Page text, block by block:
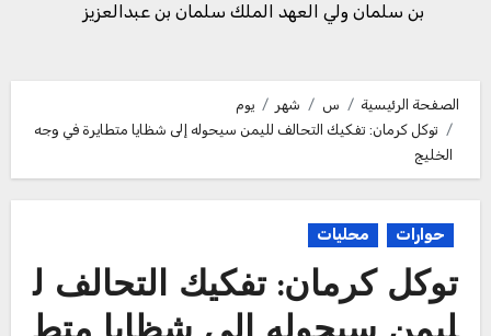
بن سلمان ولي العهد الملك سلمان بن عبدالعزيز
الصفحة الرئيسية س شهر
يوم
توكل كرمان: تفكيك التحالف لليمن سيحوله إلى شظايا متطايرة في وجه
الخليج
حوارات محليات
توكل كرمان: تفكيك التحالف ل